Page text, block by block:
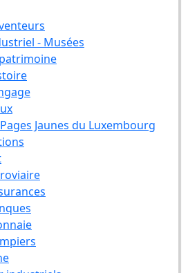
- Musées
Jaunes du Luxembourg